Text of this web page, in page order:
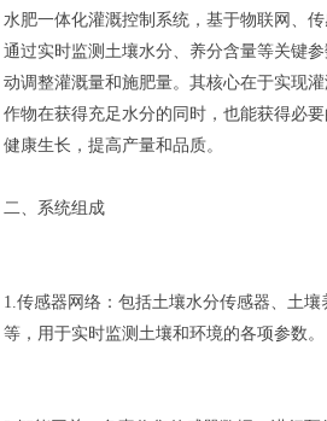
水肥一体化灌溉控制系统，基于物联网、
通过实时监测土壤水分、养分含量等关键
动调整灌溉量和施肥量。其核心在于实现
作物在获得充足水分的同时，也能获得必
健康生长，提高产量和品质。
二、系统组成
1.传感器网络：包括土壤水分传感器、土
等，用于实时监测土壤和环境的各项参数。